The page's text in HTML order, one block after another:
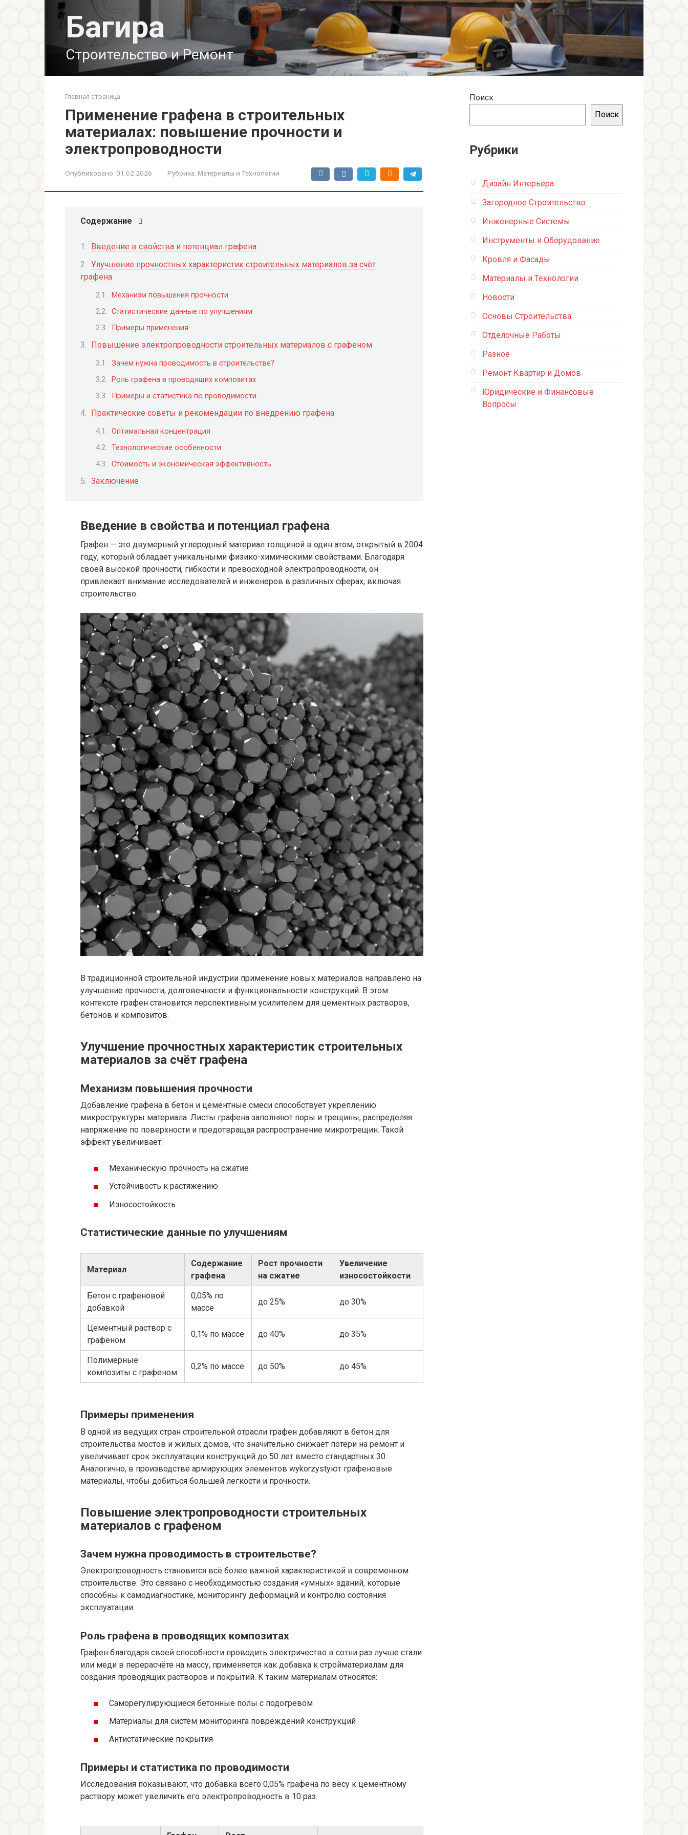
Багира
Строительство и Ремонт
Главная страница
Применение графена в строительных
материалах: повышение прочности и
электропроводности
Опубликовано: 01.02.2026 Рубрика: Материалы и Технологии
Содержание
Введение в свойства и потенциал графена
Улучшение прочностных характеристик строительных материалов за счёт
графена
Механизм повышения прочности
Статистические данные по улучшениям
Примеры применения
Повышение электропроводности строительных материалов с графеном
Зачем нужна проводимость в строительстве?
Роль графена в проводящих композитах
Примеры и статистика по проводимости
Практические советы и рекомендации по внедрению графена
Оптимальная концентрация
Технологические особенности
Стоимость и экономическая эффективность
Заключение
Введение в свойства и потенциал графена
Графен — это двумерный углеродный материал толщиной в один атом, открытый в 2004
году, который обладает уникальными физико-химическими свойствами. Благодаря
своей высокой прочности, гибкости и превосходной электропроводности, он
привлекает внимание исследователей и инженеров в различных сферах, включая
строительство.
В традиционной строительной индустрии применение новых материалов направлено на
улучшение прочности, долговечности и функциональности конструкций. В этом
контексте графен становится перспективным усилителем для цементных растворов,
бетонов и композитов.
Улучшение прочностных характеристик строительных
материалов за счёт графена
Механизм повышения прочности
Добавление графена в бетон и цементные смеси способствует укреплению
микроструктуры материала. Листы графена заполняют поры и трещины, распределяя
напряжение по поверхности и предотвращая распространение микротрещин. Такой
эффект увеличивает:
Механическую прочность на сжатие
Устойчивость к растяжению
Износостойкость
Статистические данные по улучшениям
Материал
Содержание
графена
Рост прочности
на сжатие
Увеличение
износостойкости
Бетон с графеновой
добавкой
0,05% по
массе
до 25% до 30%
Цементный раствор с
графеном
0,1% по массе до 40% до 35%
Полимерные
композиты с графеном
0,2% по массе до 50% до 45%
Примеры применения
В одной из ведущих стран строительной отрасли графен добавляют в бетон для
строительства мостов и жилых домов, что значительно снижает потери на ремонт и
увеличивает срок эксплуатации конструкций до 50 лет вместо стандартных 30.
Аналогично, в производстве армирующих элементов wykorzystуют графеновые
материалы, чтобы добиться большей легкости и прочности.
Повышение электропроводности строительных
материалов с графеном
Зачем нужна проводимость в строительстве?
Электропроводность становится всё более важной характеристикой в современном
строительстве. Это связано с необходимостью создания «умных» зданий, которые
способны к самодиагностике, мониторингу деформаций и контролю состояния
эксплуатации.
Роль графена в проводящих композитах
Графен благодаря своей способности проводить электричество в сотни раз лучше стали
или меди в перерасчёте на массу, применяется как добавка к стройматериалам для
создания проводящих растворов и покрытий. К таким материалам относятся:
Саморегулирующиеся бетонные полы с подогревом
Материалы для систем мониторинга повреждений конструкций
Антистатические покрытия
Примеры и статистика по проводимости
Исследования показывают, что добавка всего 0,05% графена по весу к цементному
раствору может увеличить его электропроводность в 10 раз.
Поиск
Поиск
Рубрики
Дизайн Интерьера
Загородное Строительство
Инженерные Системы
Инструменты и Оборудование
Кровля и Фасады
Материалы и Технологии
Новости
Основы Строительства
Отделочные Работы
Разное
Ремонт Квартир и Домов
Юридические и Финансовые
Вопросы